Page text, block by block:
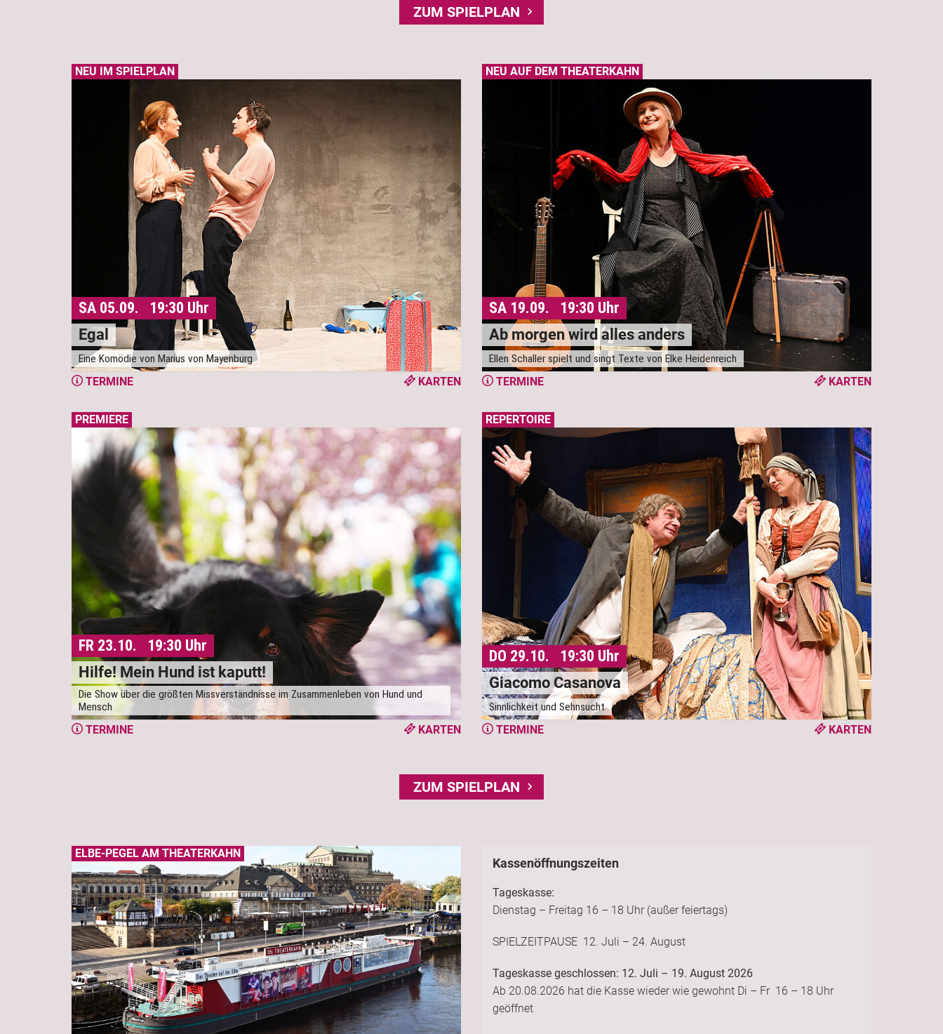
ZUM SPIELPLAN
NEU IM SPIELPLAN
SA 05.09. 19:30 Uhr
Egal
Eine Komödie von Marius von Mayenburg
TERMINE KARTEN
NEU AUF DEM THEATERKAHN
SA 19.09. 19:30 Uhr
Ab morgen wird alles anders
Ellen Schaller spielt und singt Texte von Elke Heidenreich
TERMINE KARTEN
PREMIERE
FR 23.10. 19:30 Uhr
Hilfe! Mein Hund ist kaputt!
Die Show über die größten Missverständnisse im Zusammenleben von Hund und
Mensch
TERMINE KARTEN
REPERTOIRE
DO 29.10. 19:30 Uhr
Giacomo Casanova
Sinnlichkeit und Sehnsucht
TERMINE KARTEN
ZUM SPIELPLAN
ELBE-PEGEL AM THEATERKAHN
Kassenöffnungszeiten
Tageskasse:
Dienstag – Freitag 16 – 18 Uhr (außer feiertags)
SPIELZEITPAUSE 12. Juli – 24. August
Tageskasse geschlossen: 12. Juli – 19. August 2026
Ab 20.08.2026 hat die Kasse wieder wie gewohnt Di – Fr 16 – 18 Uhr
geöffnet